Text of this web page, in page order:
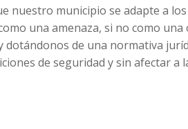
nuestro municipio se adapte a
una amenaza, si no como
de una normativa
de seguridad y sin afectar